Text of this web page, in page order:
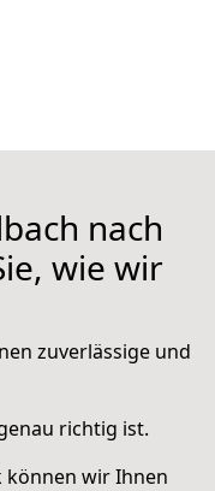
nach
wie wir
zuverlässige und
richtig ist.
können wir Ihnen